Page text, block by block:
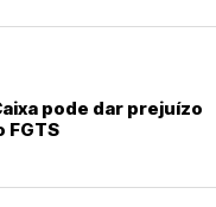
pode dar prejuízo
FGTS